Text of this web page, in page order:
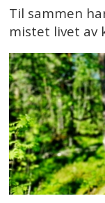
Til sammen
mistet livet av